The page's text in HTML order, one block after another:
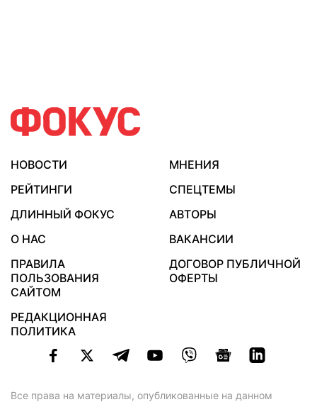
НОВОСТИ
МНЕНИЯ
РЕЙТИНГИ
СПЕЦТЕМЫ
ДЛИННЫЙ ФОКУС
АВТОРЫ
О НАС
ВАКАНСИИ
ПРАВИЛА
ПОЛЬЗОВАНИЯ
САЙТОМ
ДОГОВОР ПУБЛИЧНОЙ
ОФЕРТЫ
РЕДАКЦИОННАЯ
ПОЛИТИКА
Все права на материалы, опубликованные на данном